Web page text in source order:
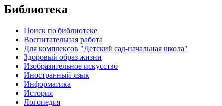
Библиотека
Поиск по библиотеке
Воспитательная работа
Для комплексов "Детский сад-начальная школа"
Здоровый образ жизни
Изобразительное искусство
Иностранный язык
Информатика
История
Логопедия